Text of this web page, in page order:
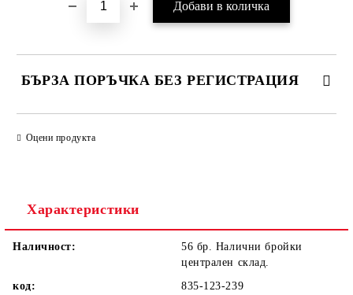
БЪРЗА ПОРЪЧКА БЕЗ РЕГИСТРАЦИЯ
Оцени продукта
Характеристики
Наличност:
56 бр. Налични бройки
централен склад.
код:
835-123-239